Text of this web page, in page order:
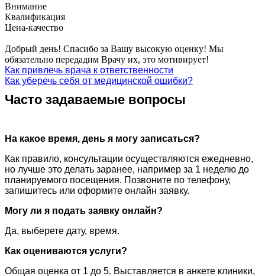
Внимание
Квалификация
Цена-качество
Добрый день! Спасибо за Вашу высокую оценку! Мы
обязательно передадим Врачу их, это мотивирует!
Как привлечь врача к ответственности
Как уберечь себя от медицинской ошибки?
Часто задаваемые вопросы
На какое время, день я могу записаться?
Как правило, консультации осуществляются ежедневно,
но лучше это делать заранее, например за 1 неделю до
планируемого посещения. Позвоните по телефону,
запишитесь или оформите онлайн заявку.
Могу ли я подать заявку онлайн?
Да, выберете дату, время.
Как оцениваются услуги?
Общая оценка от 1 до 5. Выставляется в анкете клиники,